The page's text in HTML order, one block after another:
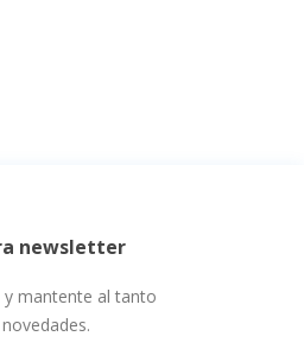
newsletter
mantente al tanto